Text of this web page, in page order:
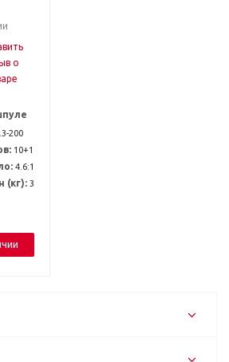
о
200
10+1
4.6:1
(кг): 3